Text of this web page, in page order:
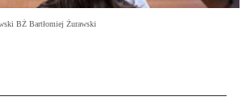
BŻ Bartłomiej Żurawski